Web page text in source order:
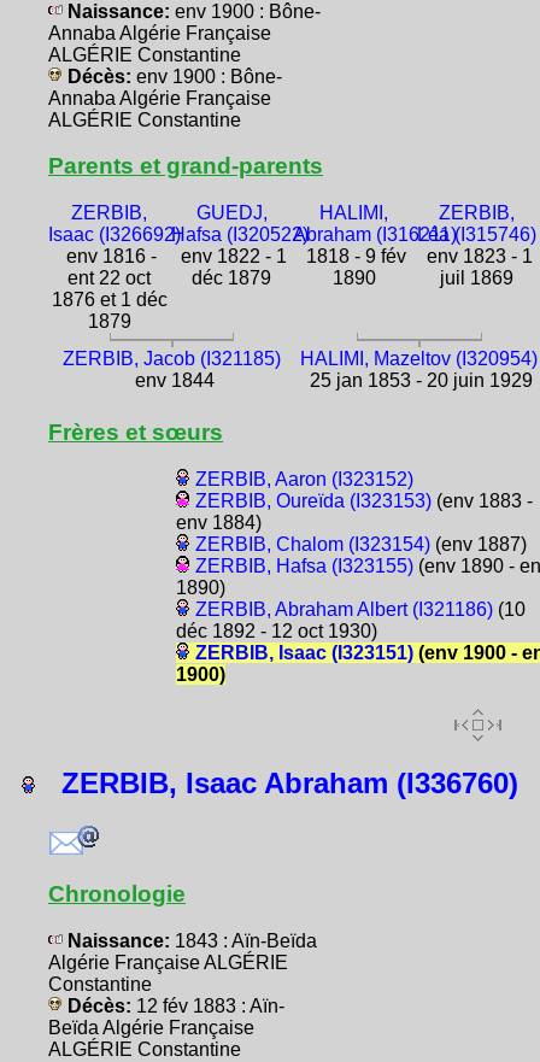
Naissance: env 1900 : Bône-
Annaba Algérie Française
ALGÉRIE Constantine
Décès: env 1900 : Bône-
Annaba Algérie Française
ALGÉRIE Constantine
Parents et grand-parents
ZERBIB,
Isaac (I326692)
env 1816 -
ent 22 oct
1876 et 1 déc
1879
GUEDJ,
Hafsa (I320522)
env 1822 - 1
déc 1879
HALIMI,
Abraham (I316211)
1818 - 9 fév
1890
ZERBIB,
Léa (I315746)
env 1823 - 1
juil 1869
ZERBIB, Jacob (I321185)
env 1844
HALIMI, Mazeltov (I320954)
25 jan 1853 - 20 juin 1929
Frères et sœurs
ZERBIB, Aaron (I323152)
ZERBIB, Oureïda (I323153)(env 1883 -
env 1884)
ZERBIB, Chalom (I323154)(env 1887)
ZERBIB, Hafsa (I323155)(env 1890 -
1890)
ZERBIB, Abraham Albert (I321186)(10
déc 1892 - 12 oct 1930)
ZERBIB, Isaac (I323151)(env 1900 -
1900)
ZERBIB, Isaac Abraham (I336760)
Chronologie
Naissance: 1843 : Aïn-Beïda
Algérie Française ALGÉRIE
Constantine
Décès: 12 fév 1883 : Aïn-
Beïda Algérie Française
ALGÉRIE Constantine